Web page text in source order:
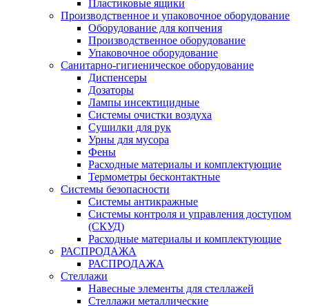
Пластиковые ящики
Производственное и упаковочное оборудование
Оборудование для копчения
Производственное оборудование
Упаковочное оборудование
Санитарно-гигиеническое оборудование
Диспенсеры
Дозаторы
Лампы инсектицидные
Системы очистки воздуха
Сушилки для рук
Урны для мусора
Фены
Расходные материалы и комплектующие
Термометры бесконтактные
Системы безопасности
Системы антикражные
Системы контроля и управления доступом
(СКУД)
Расходные материалы и комплектующие
РАСПРОДАЖА
РАСПРОДАЖА
Стеллажи
Навесные элементы для стеллажей
Стеллажи металлические